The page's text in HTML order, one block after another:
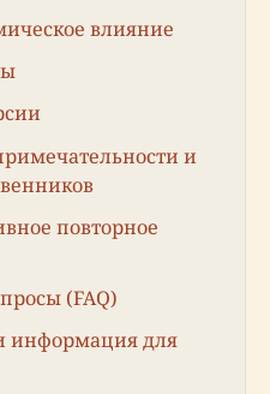
влияние
и
повторное
(FAQ)
информация для